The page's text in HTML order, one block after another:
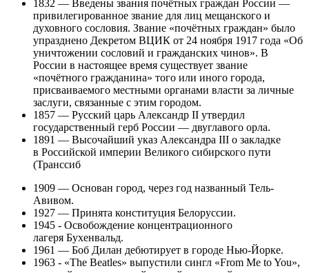
1832 — Введены звания почётных граждан России —
привилегированное звание для лиц мещанского и
духовного сословия. Звание «почётных граждан» было
упразднено Декретом ВЦИК от 24 ноября 1917 года «Об
уничтожении сословий и гражданских чинов». В
России в настоящее время существует звание
«почётного гражданина» того или иного города,
присваиваемого местными органами власти за личные
заслуги, связанные с этим городом.
1857 — Русский царь Александр II утвердил
государственный герб России — двуглавого орла.
1891 — Высочайший указ Александра III о закладке
в Российской империи Великого сибирского пути
(Транссиб
1909 — Основан город, через год названный Тель-
Авивом.
1927 — Принята конституция Белоруссии.
1945 - Освобождение концентрационного
лагеря Бухенвальд.
1961 — Боб Дилан дебютирует в городе Нью-Йорке.
1963 - «The Beatles» выпустили сингл «From Me to You»,